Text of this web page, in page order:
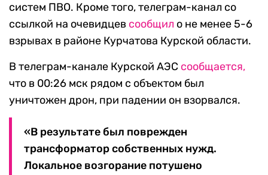
систем ПВО. Кроме того, телеграм-канал со
ссылкой на очевидцев сообщил о не менее 5-6
взрывах в районе Курчатова Курской области.
В телеграм-канале Курской АЭС сообщается,
что в 00:26 мск рядом с объектом был
уничтожен дрон, при падении он взорвался.
«В результате был поврежден
трансформатор собственных нужд.
Локальное возгорание потушено